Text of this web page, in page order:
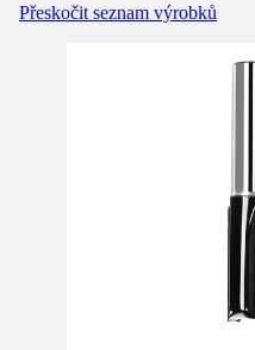
Přeskočit seznam výrobků